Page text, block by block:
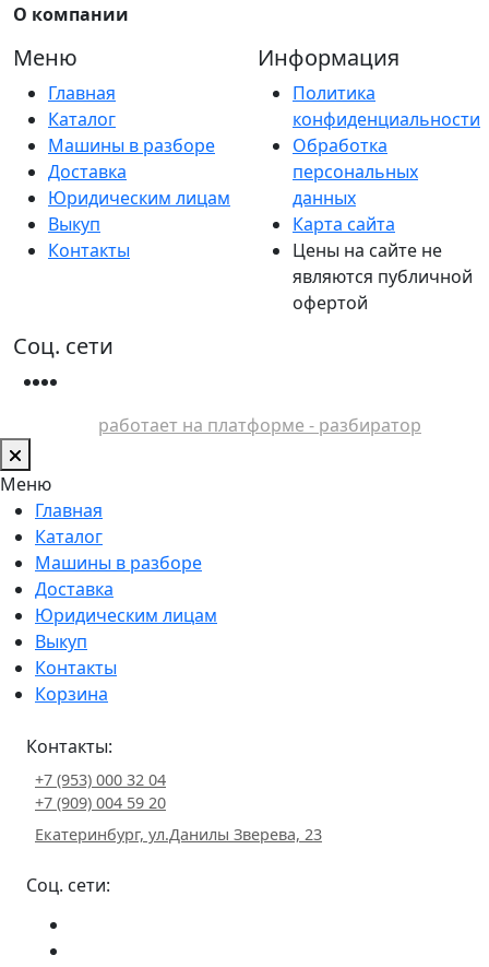
О компании
Меню
Главная
Каталог
Машины в разборе
Доставка
Юридическим лицам
Выкуп
Контакты
Информация
Политика
конфиденциальности
Обработка
персональных
данных
Карта сайта
Цены на сайте не
являются публичной
офертой
Соц. сети
работает на платформе - разбиратор
Меню
Главная
Каталог
Машины в разборе
Доставка
Юридическим лицам
Выкуп
Контакты
Корзина
Контакты:
+7 (953) 000 32 04
+7 (909) 004 59 20
Екатеринбург, ул.Данилы Зверева, 23
Соц. сети: